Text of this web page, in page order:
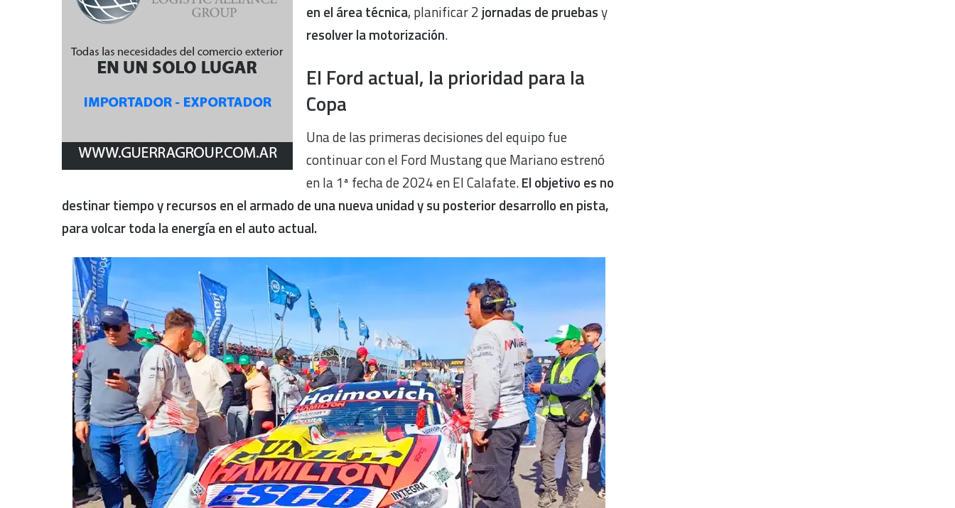
en el área técnica, planificar 2 jornadas de pruebasy
resolver la motorización.
El Ford actual, la prioridad para la
Copa
Una de las primeras decisiones del equipo fue
continuar con el Ford Mustang que Mariano estrenó
en la 1ª fecha de 2024 en El Calafate.El objetivo es no
destinar tiempo y recursos en el armado de una nueva unidad y su posterior desarrollo en pista,
para volcar toda la energía en el auto actual.